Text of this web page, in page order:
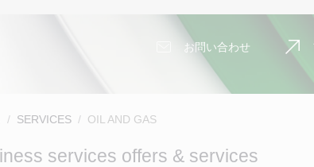
お問い合わせ
SERVICES OIL AND GAS
services offers & services